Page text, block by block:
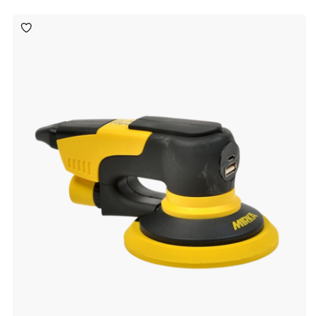
Toevoegen
aan